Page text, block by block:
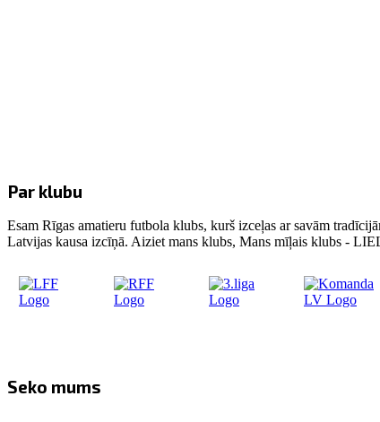
Par klubu
Esam Rīgas amatieru futbola klubs, kurš izceļas ar savām
Latvijas kausa izcīņā. Aiziet mans klubs, Mans mīļais klubs -
Seko mums